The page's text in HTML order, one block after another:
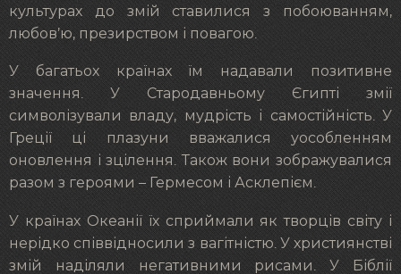
культурах до змій ставилися з побоюванням,
любов’ю, презирством і повагою.
У багатьох країнах їм надавали позитивне
значення. У Стародавньому Єгипті змії
символізували владу, мудрість і самостійність. У
Греції ці плазуни вважалися уособленням
оновлення і зцілення. Також вони зображувалися
разом з героями – Гермесом і Асклепієм.
У країнах Океанії їх сприймали як творців світу і
нерідко співвідносили з вагітністю. У християнстві
змій наділяли негативними рисами. У Біблії